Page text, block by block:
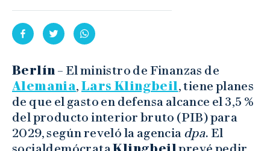
Berlín – El ministro de Finanzas de
Alemania,Lars Klingbeil, tiene planes
de que el gasto en defensa alcance el 3,5 %
del producto interior bruto (PIB) para
2029, según reveló la agencia dpa. El